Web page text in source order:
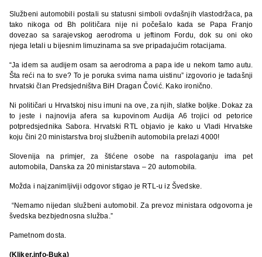
Službeni automobili postali su statusni simboli ovdašnjih vlastodržaca, pa
tako nikoga od Bh političara nije ni počešalo kada se Papa Franjo
dovezao sa sarajevskog aerodroma u jeftinom Fordu, dok su oni oko
njega letali u bijesnim limuzinama sa sve pripadajućim rotacijama.
“Ja idem sa audijem osam sa aerodroma a papa ide u nekom tamo autu.
Šta reći na to sve? To je poruka svima nama uistinu” izgovorio je tadašnji
hrvatski član Predsjedništva BiH Dragan Čović. Kako ironično.
Ni političari u Hrvatskoj nisu imuni na ove, za njih, slatke boljke. Dokaz za
to jeste i najnovija afera sa kupovinom Audija A6 trojici od petorice
potpredsjednika Sabora. Hrvatski RTL objavio je kako u Vladi Hrvatske
koju čini 20 ministarstva broj službenih automobila prelazi 4000!
Slovenija na primjer, za štićene osobe na raspolaganju ima pet
automobila, Danska za 20 ministarstava – 20 automobila.
Možda i najzanimljiviji odgovor stigao je RTL-u iz Švedske.
“Nemamo nijedan službeni automobil. Za prevoz ministara odgovorna je
švedska bezbjednosna služba.”
Pametnom dosta.
(Kliker.info-Buka)